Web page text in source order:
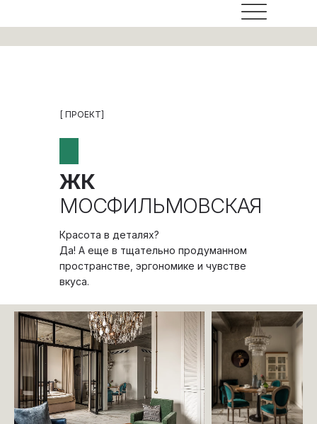
[ ПРОЕКТ]
ЖК
МОСФИЛЬМОВСКАЯ
Красота в деталях?
Да! А еще в тщательно продуманном
пространстве, эргономике и чувстве
вкуса.